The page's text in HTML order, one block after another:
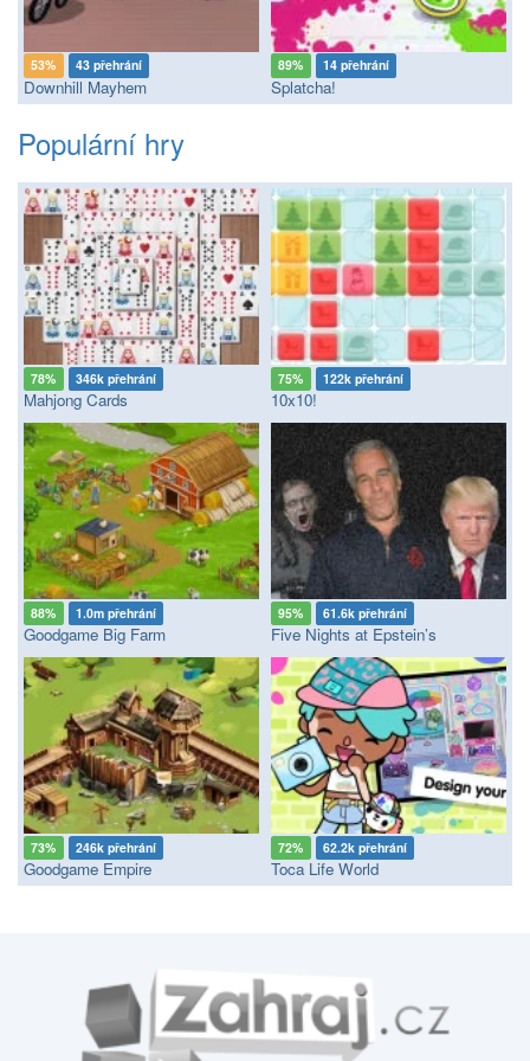
53% 43 přehrání
Downhill Mayhem
89% 14 přehrání
Splatcha!
Populární hry
78% 346k přehrání
Mahjong Cards
75% 122k přehrání
10x10!
88% 1.0m přehrání
Goodgame Big Farm
95% 61.6k přehrání
Five Nights at Epstein’s
73% 246k přehrání
Goodgame Empire
72% 62.2k přehrání
Toca Life World